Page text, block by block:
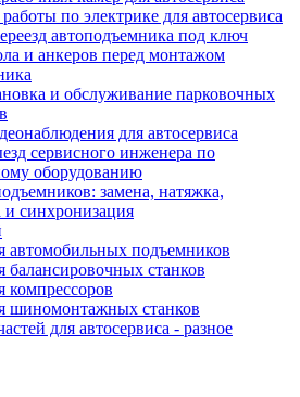
по электрике для автосервиса
автоподъемника под ключ
и анкеров перед монтажом
и обслуживание парковочных
для автосервиса
сервисного инженера по
оборудованию
замена, натяжка,
и синхронизация
автомобильных подъемников
балансировочных станков
компрессоров
шиномонтажных станков
для автосервиса - разное